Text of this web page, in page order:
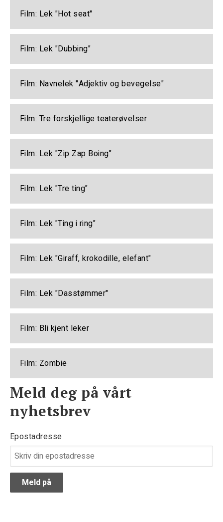
Film: Lek "Hot seat"
Film: Lek "Dubbing"
Film: Navnelek "Adjektiv og bevegelse"
Film: Tre forskjellige teaterøvelser
Film: Lek "Zip Zap Boing"
Film: Lek "Tre ting"
Film: Lek "Ting i ring"
Film: Lek "Giraff, krokodille, elefant"
Film: Lek "Dasstømmer"
Film: Bli kjent leker
Film: Zombie
Meld deg på vårt
nyhetsbrev
Epostadresse